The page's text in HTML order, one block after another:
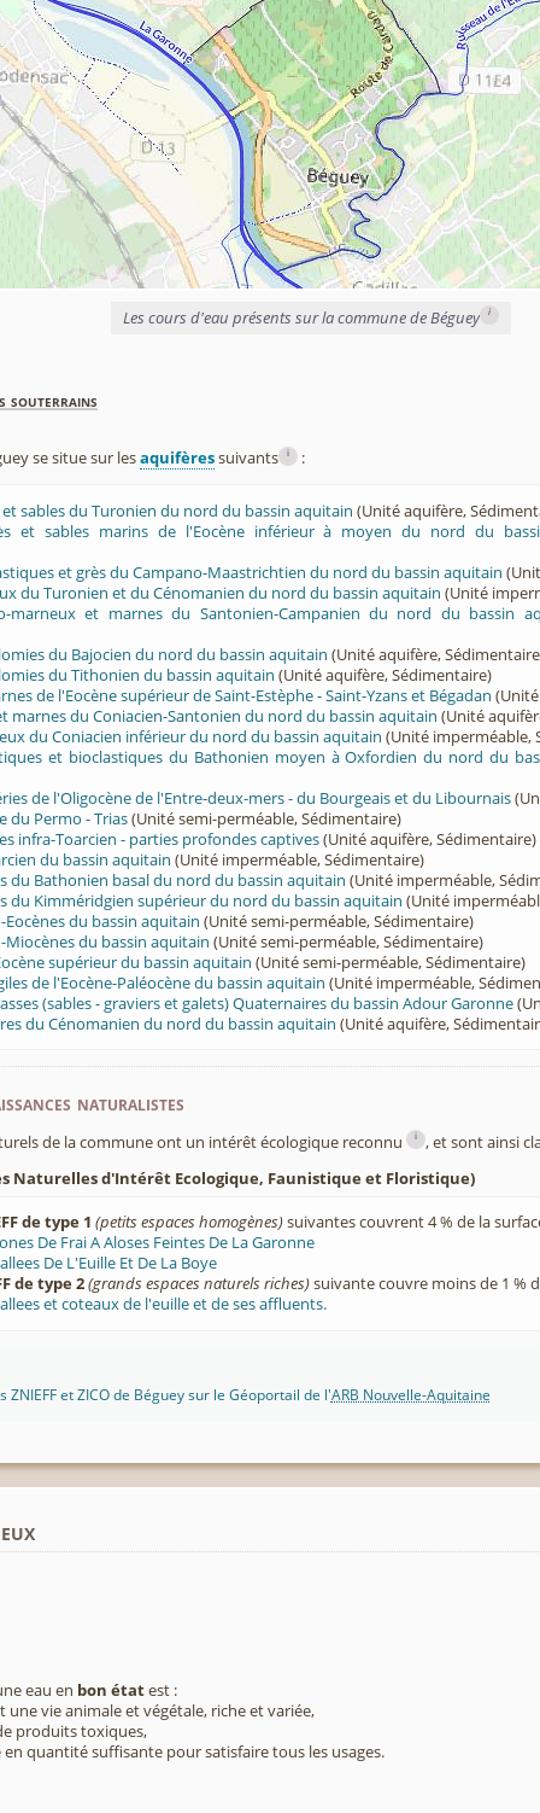
Les cours d'eau présents sur la commune de Béguey i
souterrains
se situe sur lesaquifèressuivants i :
et sables du Turonien du nord du bassin aquitain (Unité aquifère,
et sables marins de l'Eocène inférieur à moyen du nord du
et grès du Campano-Maastrichtien du nord du bassin aquitain
du Turonien et du Cénomanien du nord du bassin aquitain (Unité
marneux et marnes du Santonien-Campanien du nord du bassin
du Bajocien du nord du bassin aquitain (Unité aquifère,
du Tithonien du bassin aquitain (Unité aquifère, Sédimentaire)
de l'Eocène supérieur de Saint-Estèphe - Saint-Yzans et Bégadan
marnes du Coniacien-Santonien du nord du bassin aquitain (Unité
du Coniacien inférieur du nord du bassin aquitain (Unité imperméable,
et bioclastiques du Bathonien moyen à Oxfordien du nord du
de l'Oligocène de l'Entre-deux-mers - du Bourgeais et du Libournais
du Permo - Trias(Unité semi-perméable, Sédimentaire)
infra-Toarcien - parties profondes captives(Unité aquifère, Sédimentaire)
du bassin aquitain (Unité imperméable, Sédimentaire)
du Bathonien basal du nord du bassin aquitain (Unité imperméable,
du Kimméridgien supérieur du nord du bassin aquitain (Unité
Eocènes du bassin aquitain (Unité semi-perméable, Sédimentaire)
Miocènes du bassin aquitain (Unité semi-perméable, Sédimentaire)
supérieur du bassin aquitain (Unité semi-perméable, Sédimentaire)
de l'Eocène-Paléocène du bassin aquitain (Unité imperméable,
(sables - graviers et galets) Quaternaires du bassin Adour Garonne
du Cénomanien du nord du bassin aquitain (Unité aquifère,
naturalistes
de la commune ont un intérêt écologique reconnu i
, et sont ainsi
Naturelles d'Intérêt Ecologique, Faunistique et Floristique)
de type 1 (petits espaces homogènes)suivantes couvrent 4 % de la
De Frai A Aloses Feintes De La Garonne
De L'Euille Et De La Boye
de type 2(grands espaces naturels riches)suivante couvre moins de 1 %
et coteaux de l'euille et de ses affluents.
ZNIEFF et ZICO de Béguey sur le Géoportail de l'ARB Nouvelle-Aquitaine
eau en bon étatest :
une vie animale et végétale, riche et variée,
produits toxiques,
quantité suffisante pour satisfaire tous les usages.